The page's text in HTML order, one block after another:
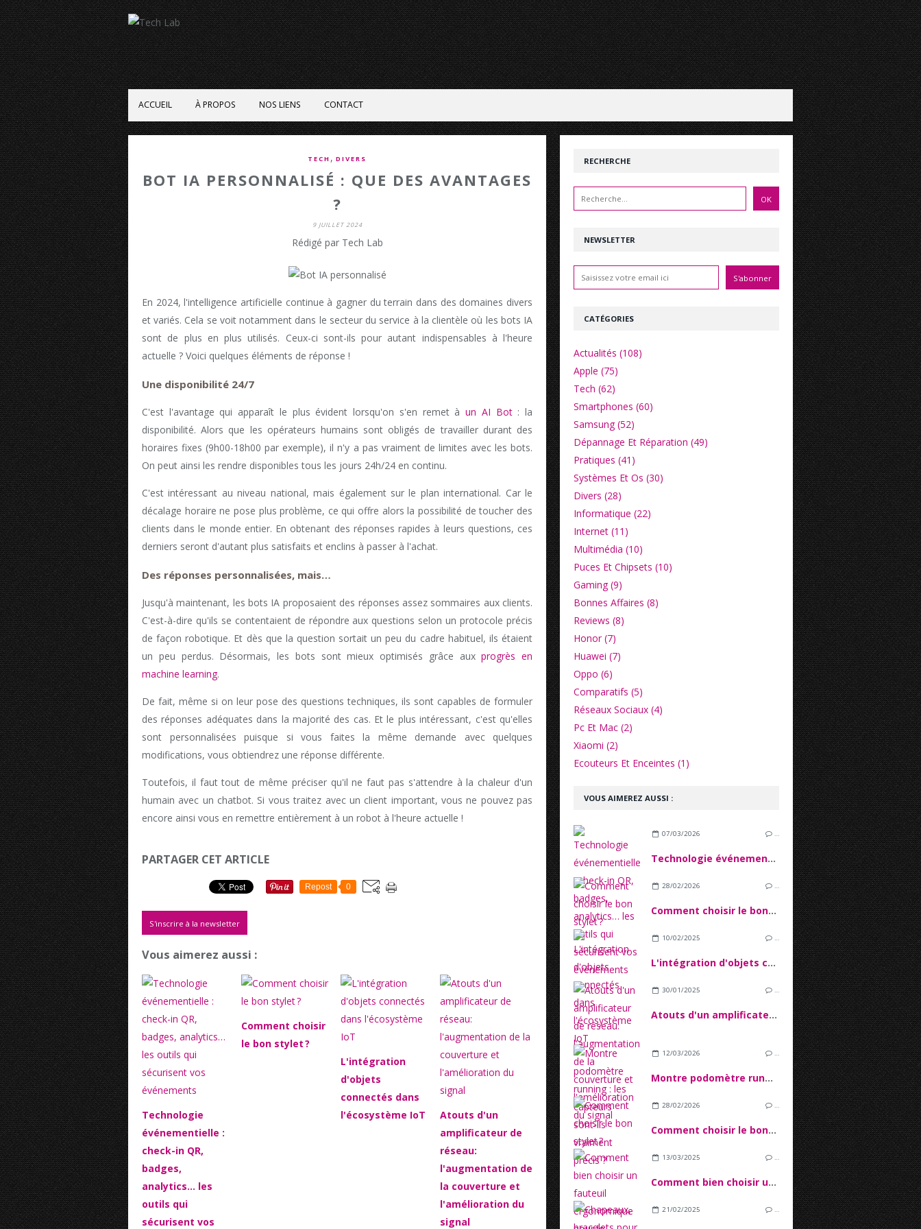
ACCUEIL À PROPOS NOS LIENS CONTACT
TECH , DIVERS
BOT IA PERSONNALISÉ : QUE DES AVANTAGES
?
9 JUILLET 2024
Rédigé par Tech Lab
En 2024, l'intelligence artificielle continue à gagner du terrain dans des domaines divers
et variés. Cela se voit notamment dans le secteur du service à la clientèle où les bots IA
sont de plus en plus utilisés. Ceux-ci sont-ils pour autant indispensables à l'heure
actuelle ? Voici quelques éléments de réponse !
Une disponibilité 24/7
C'est l'avantage qui apparaît le plus évident lorsqu'on s'en remet àun AI Bot: la
disponibilité. Alors que les opérateurs humains sont obligés de travailler durant des
horaires fixes (9h00-18h00 par exemple), il n'y a pas vraiment de limites avec les bots.
On peut ainsi les rendre disponibles tous les jours 24h/24 en continu.
C'est intéressant au niveau national, mais également sur le plan international. Car le
décalage horaire ne pose plus problème, ce qui offre alors la possibilité de toucher des
clients dans le monde entier. En obtenant des réponses rapides à leurs questions, ces
derniers seront d'autant plus satisfaits et enclins à passer à l'achat.
Des réponses personnalisées, mais…
Jusqu'à maintenant, les bots IA proposaient des réponses assez sommaires aux clients.
C'est-à-dire qu'ils se contentaient de répondre aux questions selon un protocole précis
de façon robotique. Et dès que la question sortait un peu du cadre habituel, ils étaient
un peu perdus. Désormais, les bots sont mieux optimisés grâce auxprogrès en
machine learning.
De fait, même si on leur pose des questions techniques, ils sont capables de formuler
des réponses adéquates dans la majorité des cas. Et le plus intéressant, c'est qu'elles
sont personnalisées puisque si vous faites la même demande avec quelques
modifications, vous obtiendrez une réponse différente.
Toutefois, il faut tout de même préciser qu'il ne faut pas s'attendre à la chaleur d'un
humain avec un chatbot. Si vous traitez avec un client important, vous ne pouvez pas
encore ainsi vous en remettre entièrement à un robot à l'heure actuelle !
PARTAGER CET ARTICLE
Repost 0
S'inscrire à la newsletter
Vous aimerez aussi :
Technologie
événementielle :
check-in QR,
badges,
analytics… les
outils qui
sécurisent vos
Comment choisir
le bon stylet ?
L'intégration
d'objets
connectés dans
l'écosystème IoT
Atouts d'un
amplificateur de
réseau:
l'augmentation de
la couverture et
l'amélioration du
signal
NEWSLETTER
RECHERCHE
VOUS AIMEREZ AUSSI :
07/03/2026 …
Technologie événementielle : check-in QR, badges, analytics… les outils qui sécurisent vos événements
28/02/2026 …
Comment choisir le bon stylet ?
10/02/2025 …
L'intégration d'objets connectés dans l'écosystème IoT
30/01/2025 …
Atouts d'un amplificateur de réseau: l'augmentation de la couverture et l'amélioration du signal
12/03/2026 …
Montre podomètre running : les capteurs sont-ils vraiment précis ?
28/02/2026 …
Comment choisir le bon stylet ?
13/03/2025 …
Comment bien choisir un fauteuil ergonomique pour le bureau ?
21/02/2025 …
CATÉGORIES
Actualités (108)
Apple (75)
Tech (62)
Smartphones (60)
Samsung (52)
Dépannage Et Réparation (49)
Pratiques (41)
Systèmes Et Os (30)
Divers (28)
Informatique (22)
Internet (11)
Multimédia (10)
Puces Et Chipsets (10)
Gaming (9)
Bonnes Affaires (8)
Reviews (8)
Honor (7)
Huawei (7)
Oppo (6)
Comparatifs (5)
Réseaux Sociaux (4)
Pc Et Mac (2)
Xiaomi (2)
Ecouteurs Et Enceintes (1)